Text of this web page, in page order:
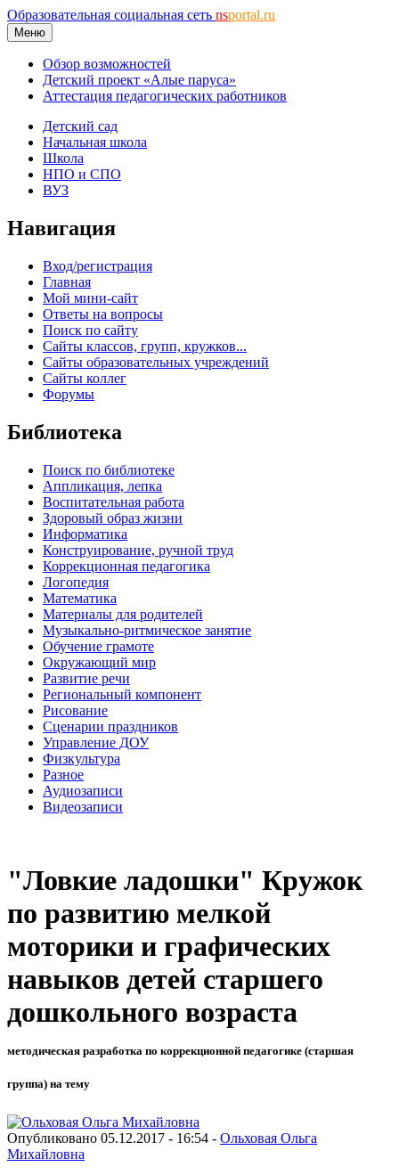
Образовательная социальная сеть nsportal.ru
Меню
Обзор возможностей
Детский проект «Алые паруса»
Аттестация педагогических работников
Детский сад
Начальная школа
Школа
НПО и СПО
ВУЗ
Навигация
Вход/регистрация
Главная
Мой мини-сайт
Ответы на вопросы
Поиск по сайту
Сайты классов, групп, кружков...
Сайты образовательных учреждений
Сайты коллег
Форумы
Библиотека
Поиск по библиотеке
Аппликация, лепка
Воспитательная работа
Здоровый образ жизни
Информатика
Конструирование, ручной труд
Коррекционная педагогика
Логопедия
Математика
Материалы для родителей
Музыкально-ритмическое занятие
Обучение грамоте
Окружающий мир
Развитие речи
Региональный компонент
Рисование
Сценарии праздников
Управление ДОУ
Физкультура
Разное
Аудиозаписи
Видеозаписи
"Ловкие ладошки" Кружок
по развитию мелкой
моторики и графических
навыков детей старшего
дошкольного возраста
методическая разработка по коррекционной педагогике (старшая
группа) на тему
Опубликовано 05.12.2017 - 16:54 - Ольховая Ольга
Михайловна